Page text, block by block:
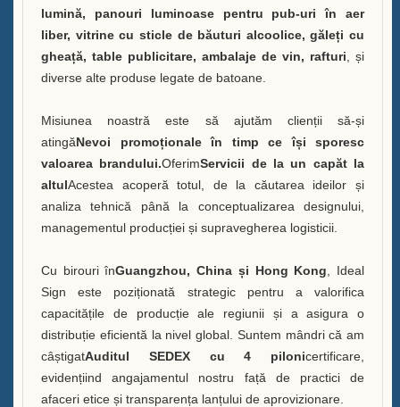
Contactează-ne
lumină, panouri luminoase pentru pub-uri în aer
liber, vitrine cu sticle de băuturi alcoolice, găleți cu
gheață, table publicitare, ambalaje de vin, rafturi , și
diverse alte produse legate de batoane.
Misiunea noastră este să ajutăm clienții să-și
atingăNevoi promoționale în timp ce își sporesc
valoarea brandului.OferimServicii de la un capăt la
altulAcestea acoperă totul, de la căutarea ideilor și
analiza tehnică până la conceptualizarea designului,
managementul producției și supravegherea logisticii.
Cu birouri înGuangzhou, China și Hong Kong , Ideal
Sign este poziționată strategic pentru a valorifica
capacitățile de producție ale regiunii și a asigura o
distribuție eficientă la nivel global. Suntem mândri că am
câștigatAuditul SEDEX cu 4 pilonicertificare,
evidențiind angajamentul nostru față de practici de
afaceri etice și transparența lanțului de aprovizionare.